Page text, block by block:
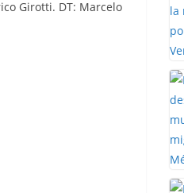
Girotti. DT: Marcelo